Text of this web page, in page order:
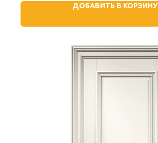
ДОБАВИТЬ В КОРЗИНУ